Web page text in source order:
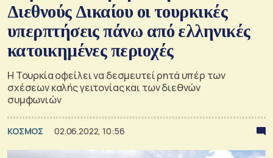
Διεθνούς Δικαίου οι τουρκικές
υπερπτήσεις πάνω από ελληνικές
κατοικημένες περιοχές
Η Τουρκία οφείλει να δεσμευτεί ρητά υπέρ των
σχέσεων καλής γειτονίας και των διεθνών
συμφωνιών
ΚΟΣΜΟΣ 02.06.2022, 10:56